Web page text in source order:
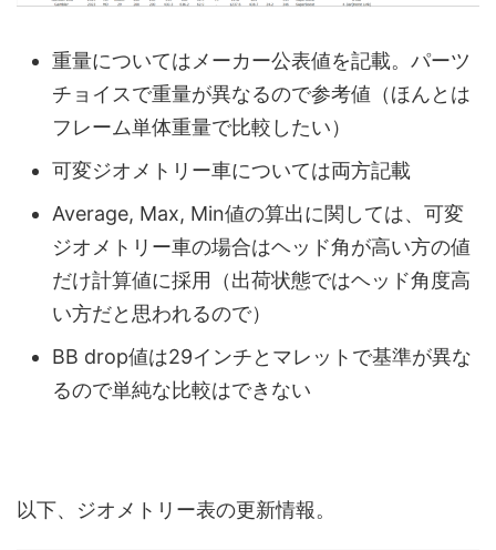
重量についてはメーカー公表値を記載。パーツ
チョイスで重量が異なるので参考値（ほんとは
フレーム単体重量で比較したい）
可変ジオメトリー車については両方記載
Average, Max, Min値の算出に関しては、可変
ジオメトリー車の場合はヘッド角が高い方の値
だけ計算値に採用（出荷状態ではヘッド角度高
い方だと思われるので）
BB drop値は29インチとマレットで基準が異な
るので単純な比較はできない
以下、ジオメトリー表の更新情報。